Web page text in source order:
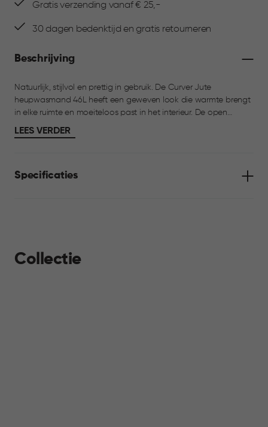
Gratis verzending vanaf € 25,-
30 dagen bedenktijd en gratis retourneren
Beschrijving
Natuurlijk, stijlvol en prettig in gebruik. De Curver Jute
heupwasmand 46L heeft een geweven look die warmte brengt
in elke ruimte en moeiteloos past in het interieur. De open
structuur zorgt voor goede ventilatie, zodat je was fris blijft.
Dankzij het heupmodel is de wasmand comfortabel te dragen
LEES VERDER
Specificaties
Collectie